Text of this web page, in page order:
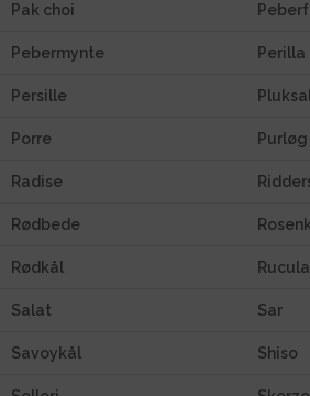
Pak choi
Pebermynte Perilla
Persille
Porre Purløg
Radise
Rødbede
Rødkål Rucula
Salat Sar
Savoykål Shiso